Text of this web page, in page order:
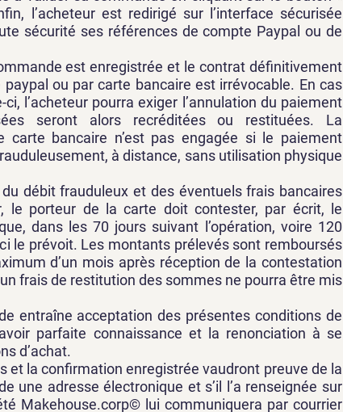
l’acheteur est redirigé sur l’interface sécurisée
sécurité ses références de compte Paypal ou de
est enregistrée et le contrat définitivement
ou par carte bancaire est irrévocable. En cas
l’acheteur pourra exiger l’annulation du paiement
seront alors recréditées ou restituées. La
carte bancaire n’est pas engagée si le paiement
à distance, sans utilisation physique
débit frauduleux et des éventuels frais bancaires
le porteur de la carte doit contester, par écrit, le
dans les 70 jours suivant l’opération, voire 120
le prévoit. Les montants prélevés sont remboursés
d’un mois après réception de la contestation
frais de restitution des sommes ne pourra être mis
entraîne acceptation des présentes conditions de
parfaite connaissance et la renonciation à se
d’achat.
et la confirmation enregistrée vaudront preuve de la
une adresse électronique et s’il l’a renseignée sur
Makehouse.corp© lui communiquera par courrier